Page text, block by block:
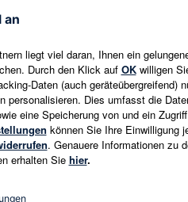
E-Mail-Adresse eingeben
Es gelten die Datenschutzrichtlinien